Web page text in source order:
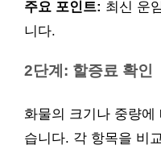
주요 포인트: 최신 운
니다.
2단계: 할증료 확인
화물의 크기나 중량에
습니다. 각 항목을 비